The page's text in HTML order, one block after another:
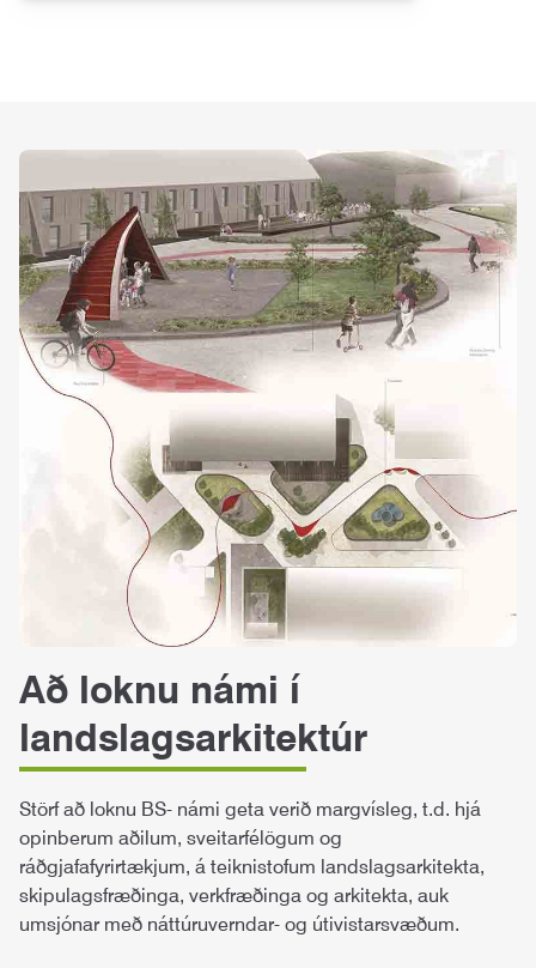
Að loknu námi í
landslagsarkitektúr
Störf að loknu BS- námi geta verið margvísleg, t.d. hjá
opinberum aðilum, sveitarfélögum og
ráðgjafafyrirtækjum, á teiknistofum landslagsarkitekta,
skipulagsfræðinga, verkfræðinga og arkitekta, auk
umsjónar með náttúruverndar- og útivistarsvæðum.